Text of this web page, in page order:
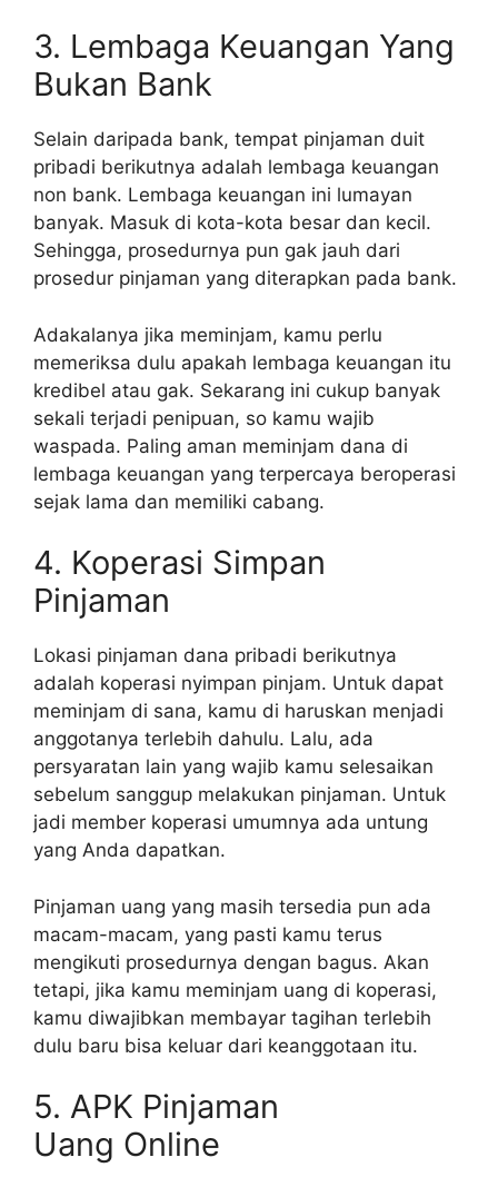
3. Lembaga Keuangan Yang
Bukan Bank
Selain daripada bank, tempat pinjaman duit
pribadi berikutnya adalah lembaga keuangan
non bank. Lembaga keuangan ini lumayan
banyak. Masuk di kota-kota besar dan kecil.
Sehingga, prosedurnya pun gak jauh dari
prosedur pinjaman yang diterapkan pada bank.
Adakalanya jika meminjam, kamu perlu
memeriksa dulu apakah lembaga keuangan itu
kredibel atau gak. Sekarang ini cukup banyak
sekali terjadi penipuan, so kamu wajib
waspada. Paling aman meminjam dana di
lembaga keuangan yang terpercaya beroperasi
sejak lama dan memiliki cabang.
4. Koperasi Simpan
Pinjaman
Lokasi pinjaman dana pribadi berikutnya
adalah koperasi nyimpan pinjam. Untuk dapat
meminjam di sana, kamu di haruskan menjadi
anggotanya terlebih dahulu. Lalu, ada
persyaratan lain yang wajib kamu selesaikan
sebelum sanggup melakukan pinjaman. Untuk
jadi member koperasi umumnya ada untung
yang Anda dapatkan.
Pinjaman uang yang masih tersedia pun ada
macam-macam, yang pasti kamu terus
mengikuti prosedurnya dengan bagus. Akan
tetapi, jika kamu meminjam uang di koperasi,
kamu diwajibkan membayar tagihan terlebih
dulu baru bisa keluar dari keanggotaan itu.
5. APK Pinjaman
Uang Online